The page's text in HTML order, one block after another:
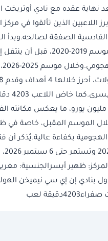
اللاعبين الذين تألقوا في
الصفقة لصالحه.وبدأ
صفراء، فيما تقدر قيمته التسويقية الحالية بنحو 15
الموسم المقبل، خاصة في
بكفاءة عالية.يُذكر